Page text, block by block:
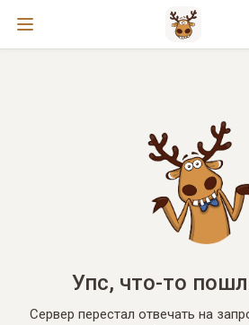
Упс, что-то
Сервер перестал отвечать на